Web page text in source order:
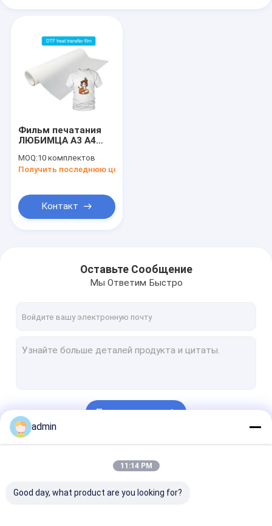
Фильм печатания
ЛЮБИМЦА A3 A4
УЛЬТРАФИОЛЕТОВОГО
принтера DTF
улучшает принтер
MOQ:10 комплектов
Получить последнюю цену
Контакт
Оставьте Сообщение
Мы Ответим Быстро
Продолжать
admin
11:14 PM
Good day, what product are you looking for?